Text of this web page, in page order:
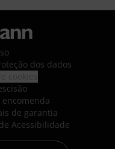
dos dados
encomenda
de garantia
Acessibilidade